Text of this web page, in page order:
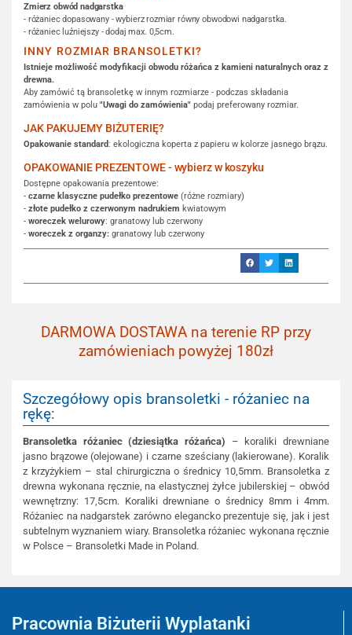
Zmierz obwód nadgarstka
- różaniec dopasowany - wybierz rozmiar równy obwodowi nadgarstka.
- różaniec luźniejszy - dodaj max. 0,5cm.
INNY ROZMIAR BRANSOLETKI?
Istnieje możliwość modyfikacji obwodu różańca z kamieni naturalnych oraz z
drewna.
Aby zamówić tą bransoletkę w innym rozmiarze - podczas składania
zamówienia w polu "Uwagi do zamówienia" podaj preferowany rozmiar.
JAK PAKUJEMY BIŻUTERIĘ?
Opakowanie standard: ekologiczna koperta z papieru w kolorze jasnego brązu.
OPAKOWANIE PREZENTOWE - wybierz w koszyku
Dostępne opakowania prezentowe:
- czarne klasyczne pudełko prezentowe (różne rozmiary)
- złote pudełko z czerwonym nadrukiem kwiatowym
- woreczek welurowy: granatowy lub czerwony
- woreczek z organzy: granatowy lub czerwony
DARMOWA DOSTAWA na terenie RP przy
zamówieniach powyżej 180zł
Szczegółowy opis bransoletki - różaniec na
rękę:
Bransoletka różaniec (dziesiątka różańca) – koraliki drewniane
jasno brązowe (olejowane) i czarne sześciany (lakierowane). Koralik
z krzyżykiem – stal chirurgiczna o średnicy 10,5mm. Bransoletka z
drewna wykonana ręcznie, na elastycznej żyłce jubilerskiej – obwód
wewnętrzny: 17,5cm. Koraliki drewniane o średnicy 8mm i 4mm.
Różaniec na nadgarstek zarówno elegancko prezentuje się, jak i jest
subtelnym wyznaniem wiary. Bransoletka różaniec wykonana ręcznie
w Polsce – Bransoletki Made in Poland.
Pracownia Biżuterii Wyplatanki